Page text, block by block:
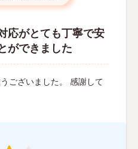
応がとても丁寧で安
ができました
ございました。 感謝して